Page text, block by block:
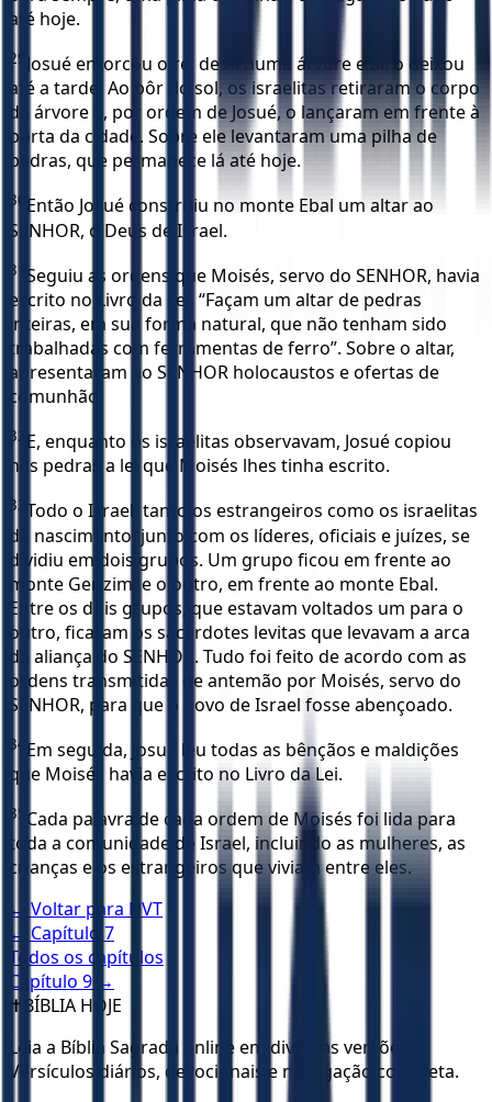
até hoje.
29 Josué enforcou o rei de Ai numa árvore e ali o deixou
até a tarde. Ao pôr do sol, os israelitas retiraram o corpo
da árvore e, por ordem de Josué, o lançaram em frente à
porta da cidade. Sobre ele levantaram uma pilha de
pedras, que permanece lá até hoje.
30 Então Josué construiu no monte Ebal um altar ao
SENHOR, o Deus de Israel.
31
Seguiu as ordens que Moisés, servo do SENHOR, havia
escrito no Livro da Lei: “Façam um altar de pedras
inteiras, em sua forma natural, que não tenham sido
trabalhadas com ferramentas de ferro”. Sobre o altar,
apresentaram ao SENHOR holocaustos e ofertas de
comunhão.
32 E, enquanto os israelitas observavam, Josué copiou
nas pedras a lei que Moisés lhes tinha escrito.
33 Todo o Israel, tanto os estrangeiros como os israelitas
de nascimento, junto com os líderes, oficiais e juízes, se
dividiu em dois grupos. Um grupo ficou em frente ao
monte Gerizim, e o outro, em frente ao monte Ebal.
Entre os dois grupos, que estavam voltados um para o
outro, ficaram os sacerdotes levitas que levavam a arca
da aliança do SENHOR. Tudo foi feito de acordo com as
ordens transmitidas de antemão por Moisés, servo do
SENHOR, para que o povo de Israel fosse abençoado.
34 Em seguida, Josué leu todas as bênçãos e maldições
que Moisés havia escrito no Livro da Lei.
35 Cada palavra de cada ordem de Moisés foi lida para
toda a comunidade de Israel, incluindo as mulheres, as
crianças e os estrangeiros que viviam entre eles.
← Voltar para NVT
← Capítulo 7
Todos os capítulos
Capítulo 9 →
✝️ BÍBLIA HOJE
Leia a Bíblia Sagrada online em diversas versões.
Versículos diários, devocionais e navegação completa.